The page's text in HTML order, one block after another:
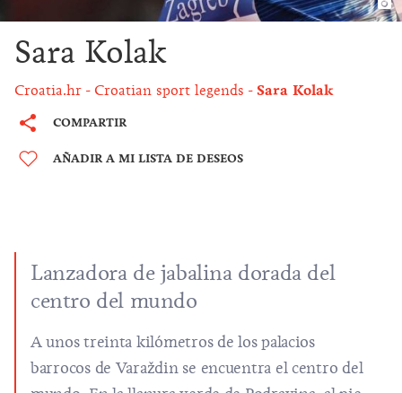
Sara Kolak
Croatia.hr Croatian sport legends Sara Kolak
COMPARTIR
AÑADIR A MI LISTA DE DESEOS
Lanzadora de jabalina dorada del
centro del mundo
A unos treinta kilómetros de los palacios
barrocos de Varaždin se encuentra el centro del